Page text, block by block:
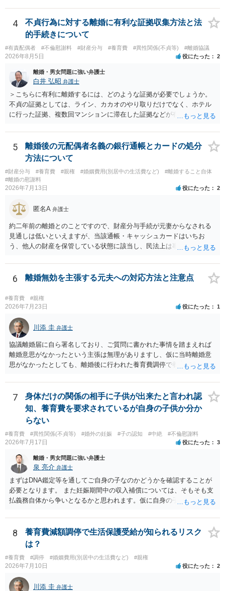
もございますが、本件のように簡易な相場観を知るためにはこちらで
十分かと思います。
4
不貞行為に対する離婚に有利な証拠収集方法と法
的手続きについて
#有責配偶者 #不倫慰謝料 #財産分与 #養育費 #異性関係(不貞等) #離婚協議
2026年8月5日 役にたった 2
離婚・男女問題に強い弁護士
白井 弘昭 弁護士
＞こちらに有利に離婚するには、どのような証拠が必要でしょうか。
不貞の証拠としては、ライン、カカオのやり取りだけでなく、ホテル
に行った証拠、複数回マンションに滞在した証拠などが有効です。 不
婚する、慰謝料をとるなど）ことができると思われます。 ただし、不
貞発覚後、長期間同居を続けると、不貞を許したとの評価につながる
場合がありますので、ご注意ください。 以上、ご参考まで。
5
離婚後の元配偶者名義の銀行通帳とカードの処分
方法について
#財産分与 #養育費 #親権 #婚姻費用(別居中の生活費など)
#離婚すること自体
#離婚の慰謝料
2026年7月13日 役にたった 2
匿名A 弁護士
約二年前の離婚とのことですので、財産分与手続が元妻からなされる
見通しは低いといえますが、当該通帳・キャッシュカードはいちお
う、他人の財産を保管している状態に該当し、民法上は事務管理（597
えにくくとも、表だってのお答えとしては元妻の了解なく処分するこ
とはできないというお答えになってしまいます。
6 離婚無効を主張する元夫への対応方法と注意点
#養育費 #親権
2026年7月23日 役にたった 1
川添 圭 弁護士
協議離婚届に自ら署名しており、ご質問に書かれた事情を踏まえれば
離婚意思がなかったという主張は無理がありますし、仮に当時離婚意
思がなかったとしても、離婚後に行われた養育費調停で養育費が合意
士と離婚無効の話を進めている」「離婚無効で裁判を起こす」という
のがそもそも本当かどうかも疑わしいと思いますし、仮に弁護士へ相
談しているとすればおそらく嘘を重ねて説明しているので容易に嘘を
暴くことができるでしょう。「人生最後に話し合いをしないか？責め
るとかはしない」というのは、モラハラ夫の典型的な常套句ですの
で、むしろそれを武器として使えるでしょう。 仮に弁護士からの通知
や裁判所からの調停期日通知書等が届いた場合、面倒ですが、粛々と
こちらも弁護士へ依頼して対応すれば良いと思います。モラハラ夫へ
の対応は精神的に疲弊するので、弁護士へ任せればよいと思います。
7
身体だけの関係の相手に子供が出来たと言われ認
知、養育費を要求されているが自身の子供か分か
らない
#養育費 #異性関係(不貞等) #婚外の妊娠 #子の認知 #中絶 #不倫慰謝料
2026年7月17日 役にたった 3
離婚・男女問題に強い弁護士
泉 亮介 弁護士
まずはDNA鑑定等を通してご自身の子なのかどうかを確認することが
必要となります。 また妊娠期間中の収入補償については、そもそも支
払義務自体から争いとなるかと思われます。仮に自身の子であったと
相手に弁護士がついているということであれば、依頼をするかしない
かは別として一度ご自身も個別に弁護士に相談をされたほうが良いで
しょう。
8
養育費減額調停で生活保護受給が知られるリスク
は？
#養育費 #調停 #婚姻費用(別居中の生活費など) #親権
2026年7月10日 役にたった 2
川添 圭 弁護士